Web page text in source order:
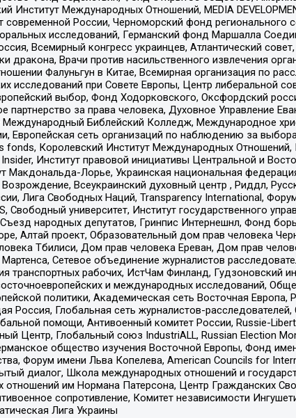
Международных Отношений, MEDIA
России, Черноморский фонд регионального
исследований, Германский фонд Маршалла
Всемирный конгресс украинцев, Атлантический
Врачи против насильственного извлечения
Фалуньгун в Китае, Всемирная организация по
исследований при Совете Европы, Центр либеральной
выбор, Фонд Ходорковского, Оксфордский
за права человека, Духовное Управление
Библейский Колледж, Международное
Европейская сеть организаций по наблюдению за
Королевский Институт Международных
Институт правовой инициативы Центральной и
Макдональда-Лорье, Украинская национальная
Всеукраинский духовный центр , Риддл,
Лига Свободных Наций, Transparеncy International,
университет, Институт государственного
народных депутатов, Гринпис Интернешнл, Фонд
Алтай проект, Образовательный дом прав человека
Тбилиси, Дом прав человека Ереван, Дом прав
Сетевое объединение журналистов
транспортных рабочих, ИстЧам Финланд, Гудзоновский
и международных исследований,
политики, Академическая сеть Восточная Европа,
Глобальная сеть журналистов-
помощи, Антивоенный комитет России, Russie-
Центр, Глобальный союз IndustriALL, Russian Election
общество изучения Восточной Европы, Фонд
Форум имени Льва Копелева, American Councils for
диалог, Школа международных отношений и
им Нормана Патерсона, Центр Гражданских
сопротивление, Комитет независимости
Лига Украины